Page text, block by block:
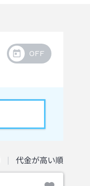
代金が高い順